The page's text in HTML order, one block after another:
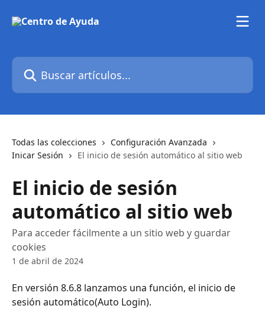
Buscar artículos...
Todas las colecciones
Configuración Avanzada
Inicar Sesión
El inicio de sesión automático al sitio web
El inicio de sesión
automático al sitio web
Para acceder fácilmente a un sitio web y guardar
cookies
1 de abril de 2024
En versión 8.6.8 lanzamos una función, el inicio de
sesión automático(Auto Login).